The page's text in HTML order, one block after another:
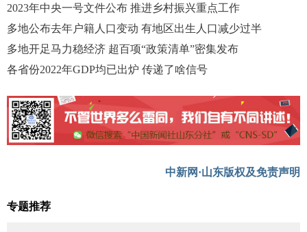
2023年中央一号文件公布 推进乡村振兴重点工作
多地公布去年户籍人口变动 有地区出生人口减少过半
多地开足马力稳经济 超百项“政策清单”密集发布
各省份2022年GDP均已出炉 传递了啥信号
中新网·山东版权及免责声明
专题推荐